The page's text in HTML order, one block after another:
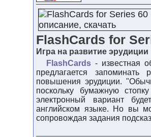
FlashCards for
Игра на развитие эрудиции
FlashCards - известная
предлагается
повышения эрудиции.
поскольку бумажную
электронный вариант
английском языке. Но вы
сопровождая задания